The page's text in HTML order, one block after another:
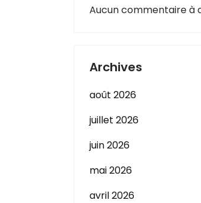
Aucun commentaire à
Archives
août 2026
juillet 2026
juin 2026
mai 2026
avril 2026